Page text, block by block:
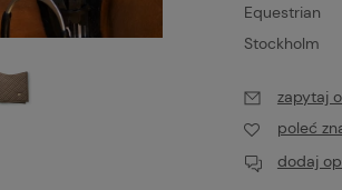
Equestrian
Stockholm
zapytaj
poleć
dodaj